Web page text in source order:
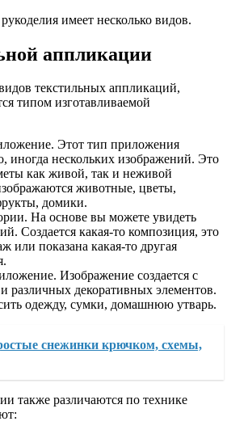
имеет несколько видов.
аппликации
текстильных аппликаций,
типом изготавливаемой
Этот тип приложения
иногда нескольких изображений. Это
как живой, так и неживой
животные, цветы,
домики.
На основе вы можете увидеть
Создается какая-то композиция, это
или показана какая-то другая
Изображение создается с
различных декоративных элементов.
одежду, сумки, домашнюю утварь.
снежинки крючком, схемы,
также различаются по технике